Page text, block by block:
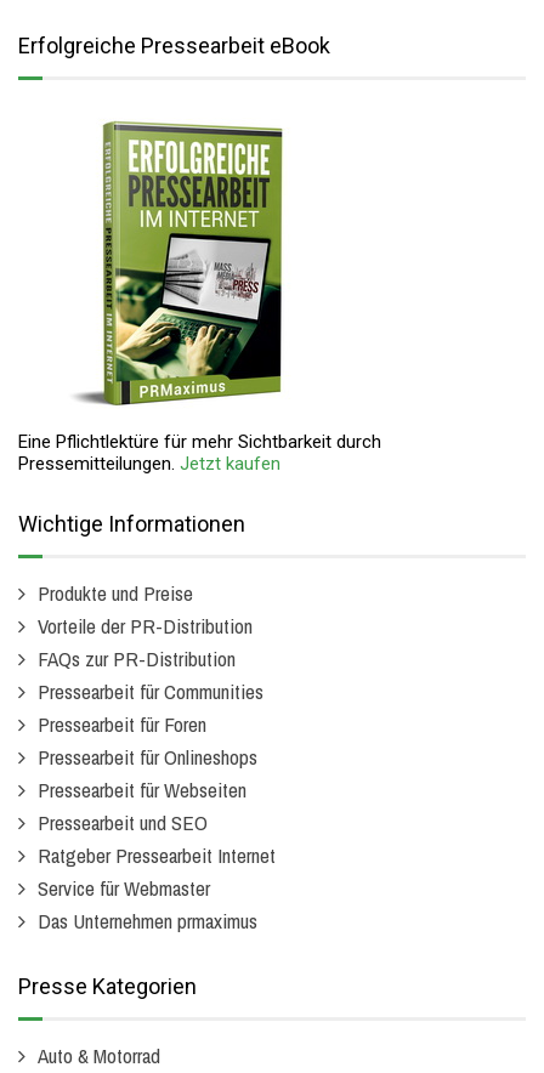
Erfolgreiche Pressearbeit eBook
Eine Pflichtlektüre für mehr Sichtbarkeit durch
Pressemitteilungen. Jetzt kaufen
Wichtige Informationen
Produkte und Preise
Vorteile der PR-Distribution
FAQs zur PR-Distribution
Pressearbeit für Communities
Pressearbeit für Foren
Pressearbeit für Onlineshops
Pressearbeit für Webseiten
Pressearbeit und SEO
Ratgeber Pressearbeit Internet
Service für Webmaster
Das Unternehmen prmaximus
Presse Kategorien
Auto & Motorrad